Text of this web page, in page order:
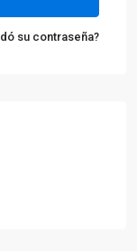
su contraseña?